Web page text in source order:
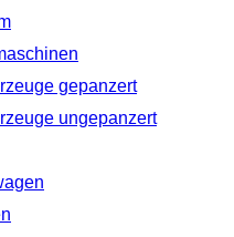
gepanzert
ungepanzert